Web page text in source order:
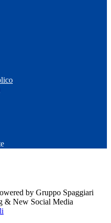
by Gruppo Spaggiari
& New Social Media